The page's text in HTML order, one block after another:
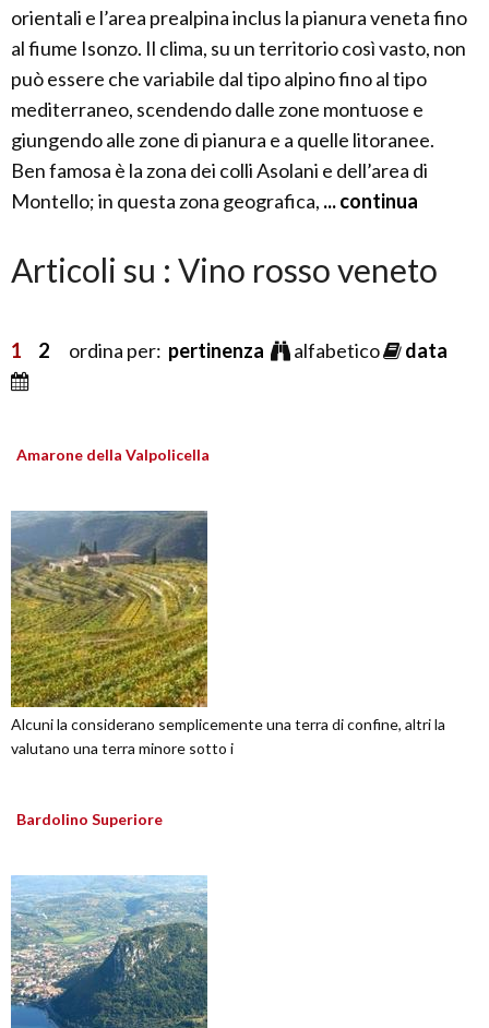
orientali e l’area prealpina inclus la pianura veneta fino
al fiume Isonzo. Il clima, su un territorio così vasto, non
può essere che variabile dal tipo alpino fino al tipo
mediterraneo, scendendo dalle zone montuose e
giungendo alle zone di pianura e a quelle litoranee.
Ben famosa è la zona dei colli Asolani e dell’area di
Montello; in questa zona geografica, ... continua
Articoli su : Vino rosso veneto
1 2 ordina per: pertinenza alfabetico data
Amarone della Valpolicella
Alcuni la considerano semplicemente una terra di confine, altri la
valutano una terra minore sotto i
Bardolino Superiore